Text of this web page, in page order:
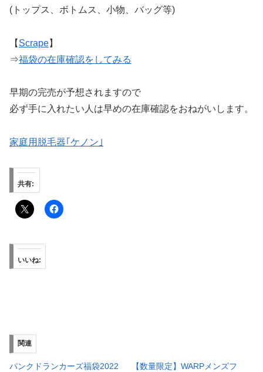
(トップス、ボトムス、小物、バッグ等)
【 Scrape】
⇒福袋の在庫確認をしてみる
早期の完売が予想されますので
必ず手に入れたい人は早めの在庫確認をおねがいします。
家庭用脱毛器｢ケノン｣
共有:
いいね:
関連
パンクドランカーズ福袋2022
【数量限定】WARPメンズフ